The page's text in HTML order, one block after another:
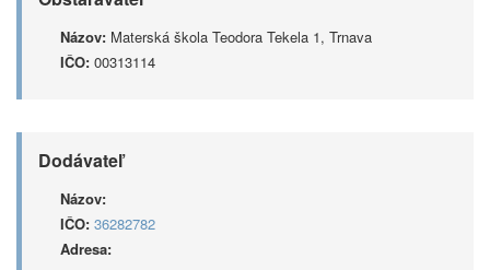
Názov: Materská škola Teodora Tekela 1, Trnava
IČO: 00313114
Dodávateľ
Názov:
IČO: 36282782
Adresa: